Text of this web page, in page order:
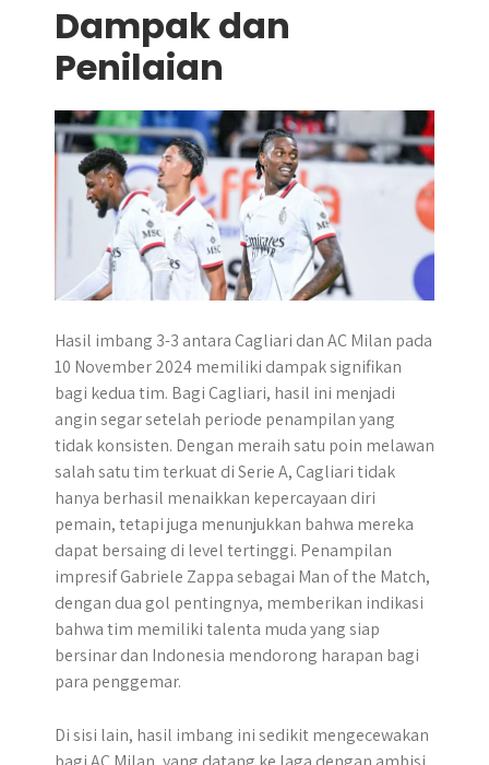
Dampak dan
Penilaian
​Hasil imbang 3-3 antara Cagliari dan AC Milan pada
10 November 2024 memiliki dampak signifikan
bagi kedua tim.​ Bagi Cagliari, hasil ini menjadi
angin segar setelah periode penampilan yang
tidak konsisten. Dengan meraih satu poin melawan
salah satu tim terkuat di Serie A, Cagliari tidak
hanya berhasil menaikkan kepercayaan diri
pemain, tetapi juga menunjukkan bahwa mereka
dapat bersaing di level tertinggi. Penampilan
impresif Gabriele Zappa sebagai Man of the Match,
dengan dua gol pentingnya, memberikan indikasi
bahwa tim memiliki talenta muda yang siap
bersinar dan Indonesia mendorong harapan bagi
para penggemar.
Di sisi lain, hasil imbang ini sedikit mengecewakan